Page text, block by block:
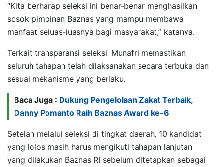
“Kita berharap seleksi ini benar-benar menghasilkan
sosok pimpinan Baznas yang mampu membawa
manfaat seluas-luasnya bagi masyarakat,” katanya.
Terkait transparansi seleksi, Munafri memastikan
seluruh tahapan telah dilaksanakan secara terbuka dan
sesuai mekanisme yang berlaku.
Baca Juga : Dukung Pengelolaan Zakat Terbaik,
Danny Pomanto Raih Baznas Award ke-6
Setelah melalui seleksi di tingkat daerah, 10 kandidat
yang lolos masih harus mengikuti tahapan lanjutan
yang dilakukan Baznas RI sebelum ditetapkan sebagai